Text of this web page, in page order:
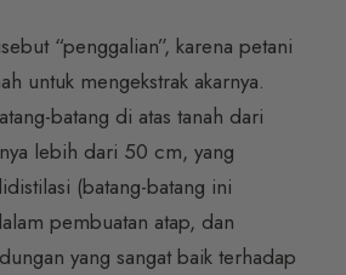
“penggalian”, karena petani
untuk mengekstrak akarnya.
batang di atas tanah dari
lebih dari 50 cm, yang
(batang-batang ini
pembuatan atap, dan
yang sangat baik terhadap